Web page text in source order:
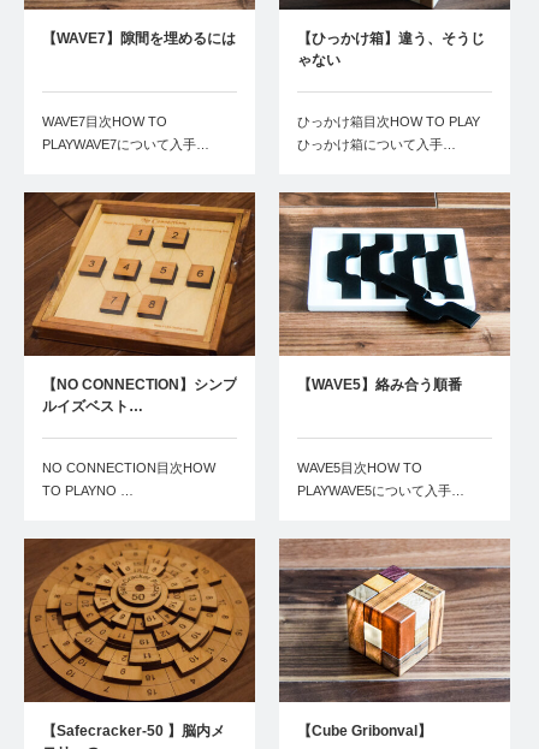
【WAVE7】隙間を埋めるには
WAVE7目次HOW TO
PLAYWAVE7について入手…
【ひっかけ箱】違う、そうじ
ゃない
ひっかけ箱目次HOW TO PLAY
ひっかけ箱について入手…
【NO CONNECTION】シンプ
ルイズベスト…
NO CONNECTION目次HOW
TO PLAYNO …
【WAVE5】絡み合う順番
WAVE5目次HOW TO
PLAYWAVE5について入手…
【Safecracker-50 】脳内メ
【Cube Gribonval】